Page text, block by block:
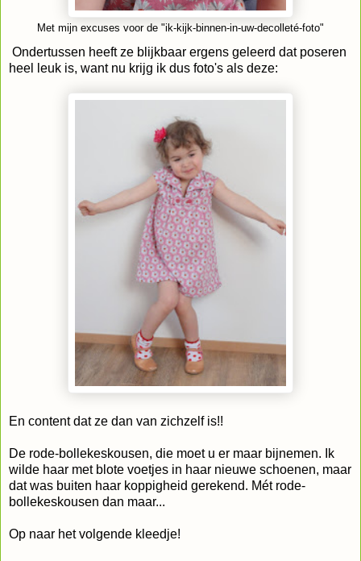
Met mijn excuses voor de "ik-kijk-binnen-in-uw-decolleté-foto"
Ondertussen heeft ze blijkbaar ergens geleerd dat poseren
heel leuk is, want nu krijg ik dus foto's als deze:
En content dat ze dan van zichzelf is!!
De rode-bollekeskousen, die moet u er maar bijnemen. Ik
wilde haar met blote voetjes in haar nieuwe schoenen, maar
dat was buiten haar koppigheid gerekend. Mét rode-
bollekeskousen dan maar...
Op naar het volgende kleedje!